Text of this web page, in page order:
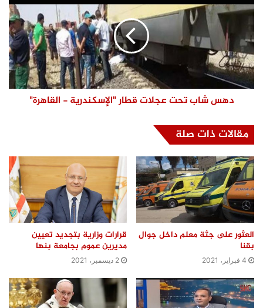
دهس شاب تحت عجلات قطار "الإسكندرية - القاهرة"
مقالات ذات صلة
العثور على جثة معلم داخل جوال
بقنا
4 فبراير، 2021
قرارات وزارية بتجديد تعيين
مديرين عموم بجامعة بنها
2 ديسمبر، 2021